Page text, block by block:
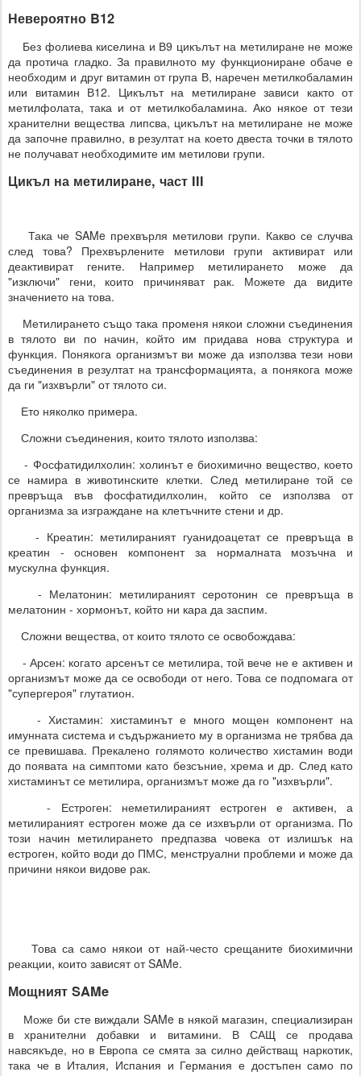
Невероятно B12
Без фолиева киселина и В9 цикълът на метилиране не може
да протича гладко. За правилното му функциониране обаче е
необходим и друг витамин от група В, наречен метилкобаламин
или витамин В12. Цикълът на метилиране зависи както от
метилфолата, така и от метилкобаламина. Ако някое от тези
хранителни вещества липсва, цикълът на метилиране не може
да започне правилно, в резултат на което двеста точки в тялото
не получават необходимите им метилови групи.
Цикъл на метилиране, част III
Така че SAMe прехвърля метилови групи. Какво се случва
след това? Прехвърлените метилови групи активират или
деактивират гените. Например метилирането може да
"изключи" гени, които причиняват рак. Можете да видите
значението на това.
Метилирането също така променя някои сложни съединения
в тялото ви по начин, който им придава нова структура и
функция. Понякога организмът ви може да използва тези нови
съединения в резултат на трансформацията, а понякога може
да ги "изхвърли" от тялото си.
Ето няколко примера.
Сложни съединения, които тялото използва:
- Фосфатидилхолин: холинът е биохимично вещество, което
се намира в животинските клетки. След метилиране той се
превръща във фосфатидилхолин, който се използва от
организма за изграждане на клетъчните стени и др.
- Креатин: метилираният гуанидоацетат се превръща в
креатин - основен компонент за нормалната мозъчна и
мускулна функция.
- Мелатонин: метилираният серотонин се превръща в
мелатонин - хормонът, който ни кара да заспим.
Сложни вещества, от които тялото се освобождава:
- Арсен: когато арсенът се метилира, той вече не е активен и
организмът може да се освободи от него. Това се подпомага от
"супергероя" глутатион.
- Хистамин: хистаминът е много мощен компонент на
имунната система и съдържанието му в организма не трябва да
се превишава. Прекалено голямото количество хистамин води
до появата на симптоми като безсъние, хрема и др. След като
хистаминът се метилира, организмът може да го "изхвърли".
- Естроген: неметилираният естроген е активен, а
метилираният естроген може да се изхвърли от организма. По
този начин метилирането предпазва човека от излишък на
естроген, който води до ПМС, менструални проблеми и може да
причини някои видове рак.
Това са само някои от най-често срещаните биохимични
реакции, които зависят от SAMe.
Мощният SAMe
Може би сте виждали SAMe в някой магазин, специализиран
в хранителни добавки и витамини. В САЩ се продава
навсякъде, но в Европа се смята за силно действащ наркотик,
така че в Италия, Испания и Германия е достъпен само по